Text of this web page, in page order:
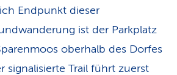
Endpunkt dieser
ist der Parkplatz
oberhalb des Dorfes
signalisierte Trail führt zuerst